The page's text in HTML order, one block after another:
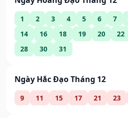
1 2 3 4 5 6 7
14
16 18 19 20 22
28
30 31
Ngày Hắc Đạo Tháng 12
9 11 15 17 21 23